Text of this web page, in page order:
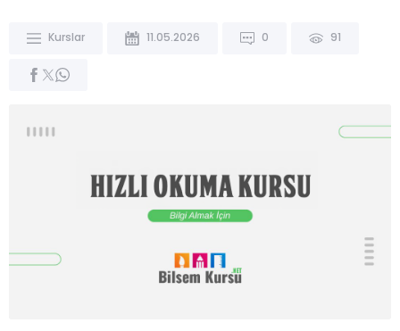
Kurslar 11.05.2026 0 91